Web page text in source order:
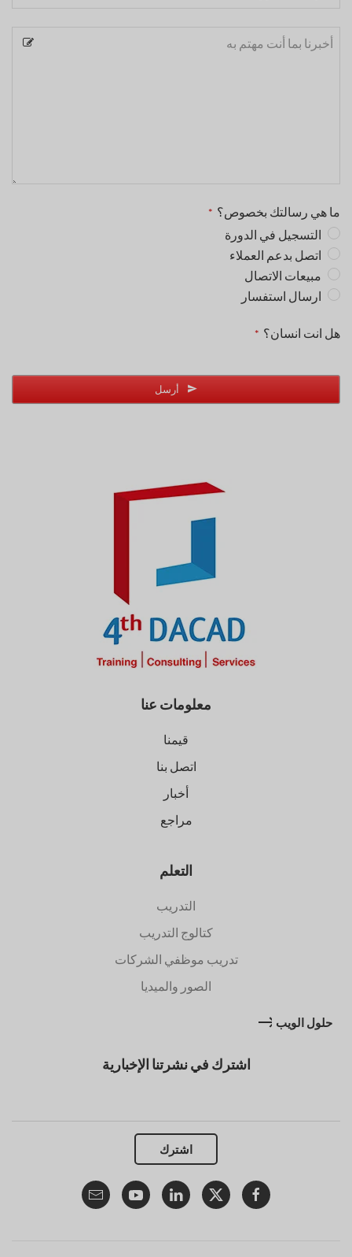
ما هي رسالتك بخصوص؟ *
التسجيل في الدورة
اتصل بدعم العملاء
مبيعات الاتصال
ارسال استفسار
هل انت انسان؟ *
Website
أرسل
معلومات عنا
قيمنا
اتصل بنا
أخبار
مراجع
التعلم
التدريب
كتالوج التدريب
تدريب موظفي الشركات
الصور والميديا
حلول الويب
اشترك في نشرتنا الإخبارية
اشترك